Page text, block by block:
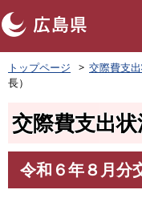
ペ
ー
ジ
。
トップページ 交際費支
長）
交際費支出
文
令和６年８月分